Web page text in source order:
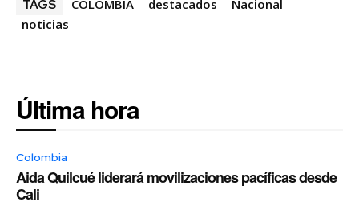
TAGS COLOMBIA destacados
Nacional
noticias
Última hora
Colombia
Aida Quilcué liderará movilizaciones pacíficas desde
Cali